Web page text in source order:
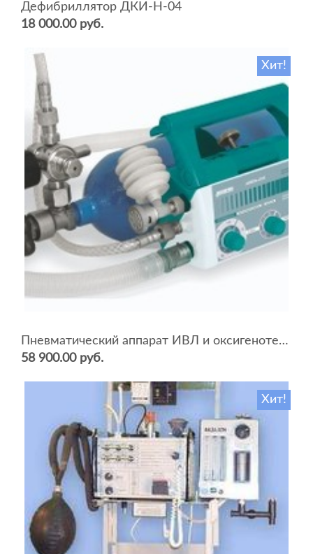
Дефибриллятор ДКИ-Н-04
18 000.00 руб.
Хит!
Пневматический аппарат ИВЛ и оксигенотерапии портативный АИВЛп-2/20-«ТМТ»
58 900.00 руб.
Хит!